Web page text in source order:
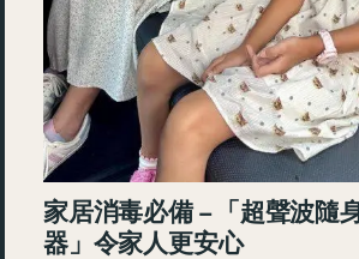
家居消毒必備 – 「超聲波隨
器」令家人更安心